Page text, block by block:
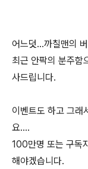
어느덧...까칠맨의
최근 안팍의 분주함
사드립니다.
이벤트도 하고 그래
요....
100만명 또는 구독
해야겠습니다.